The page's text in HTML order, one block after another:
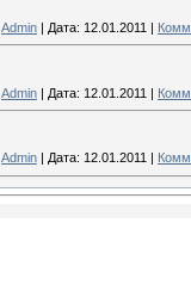
Admin | Дата: 12.01.2011 |
Admin | Дата: 12.01.2011 |
Admin Дата: 12.01.2011